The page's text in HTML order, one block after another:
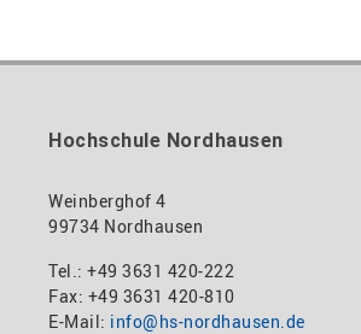
Hochschule Nordhausen
Weinberghof 4
99734 Nordhausen
Tel.: +49 3631 420-222
Fax: +49 3631 420-810
E-Mail: info@hs-nordhausen.de